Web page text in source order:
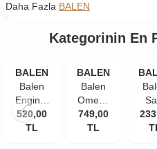
Daha Fazla BALEN
Kategorinin En
BALEN
Balen
Enginar
Plus
Kapsül
520,00
TL
BALEN
Balen
Omega
3
Norveç
749,00
TL